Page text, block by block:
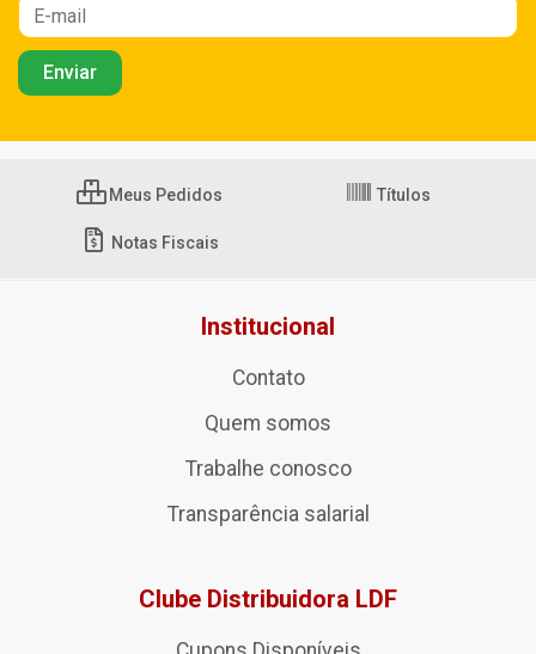
Meus Pedidos Títulos
Notas Fiscais
Institucional
Contato
Quem somos
Trabalhe conosco
Transparência salarial
Clube Distribuidora LDF